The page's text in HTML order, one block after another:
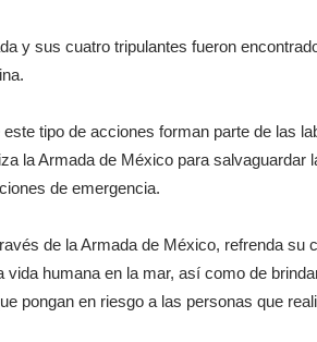
y sus cuatro tripulantes fueron
tipo de acciones forman parte de las
la Armada de México para salvaguardar
de emergencia.
de la Armada de México, refrenda su
vida humana en la mar, así como de
pongan en riesgo a las personas que